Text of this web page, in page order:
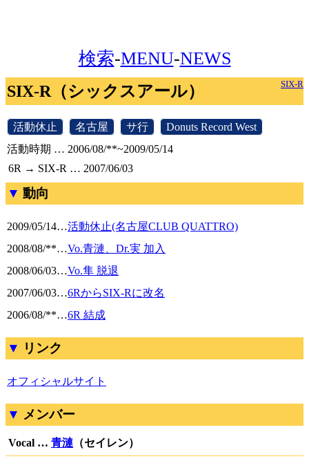
検索-MENU-NEWS
SIX-R
SIX-R（シックスアール）
活動休止 名古屋 サ行 Donuts Record West
活動時期 … 2006/08/**~2009/05/14
6R → SIX-R … 2007/06/03
動向
2009/05/14…活動休止(名古屋CLUB QUATTRO)
2008/08/**…Vo.青漣、Dr.実 加入
2008/06/03…Vo.隼 脱退
2007/06/03…6RからSIX-Rに改名
2006/08/**…6R 結成
リンク
オフィシャルサイト
メンバー
Vocal … 青漣 （セイレン）